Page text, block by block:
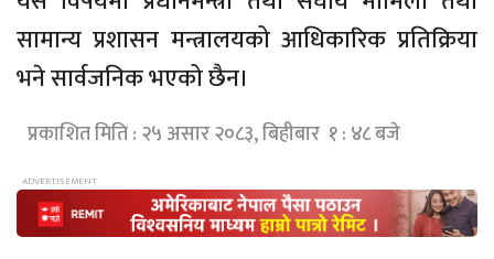
सामान्य प्रशासन मन्त्रालयको आधिकारिक प्रतिक्रिया
भने सार्वजनिक भएको छैन।
प्रकाशित मिति : २५ असार २०८३, बिहीबार १ : ४८ बजे